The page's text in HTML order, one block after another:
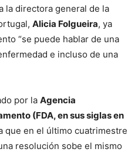
la directora general de la
Alicia Folgueira, ya
“se puede hablar de una
e incluso de una
por la Agencia
(FDA, en sus siglas en
que en el último cuatrimestre
resolución sobe el mismo